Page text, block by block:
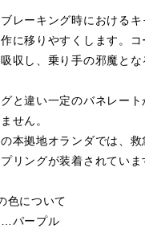
レーキング時における
に移りやすくします。
収し、乗り手の邪魔とな
と違い一定のバネレー
せん。
本拠地オランダでは、
リングが装着されていま
色について
…パープル